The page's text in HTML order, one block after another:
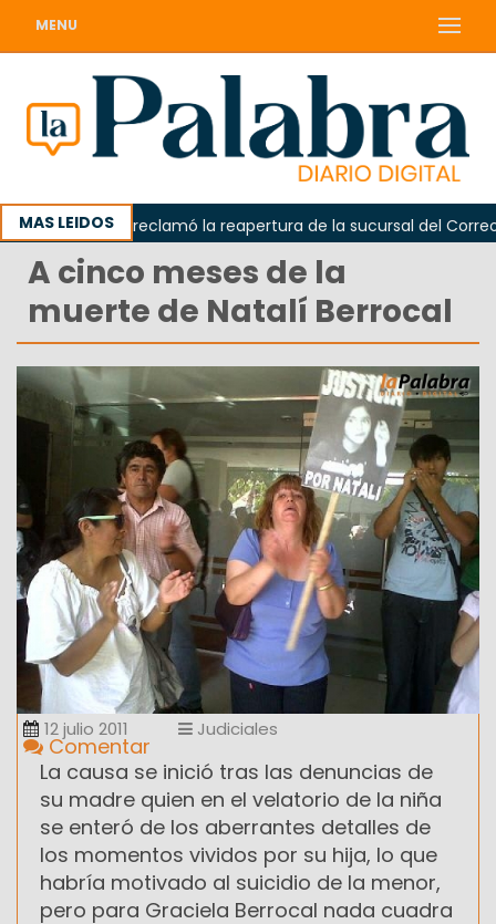
MENU
MAS LEIDOS
Odarda reclamó la reapertura de la sucursal del Correo
A cinco meses de la
muerte de Natalí Berrocal
12 julio 2011 Judiciales
Comentar
La causa se inició tras las denuncias de
su madre quien en el velatorio de la niña
se enteró de los aberrantes detalles de
los momentos vividos por su hija, lo que
habría motivado al suicidio de la menor,
pero para Graciela Berrocal nada cuadra